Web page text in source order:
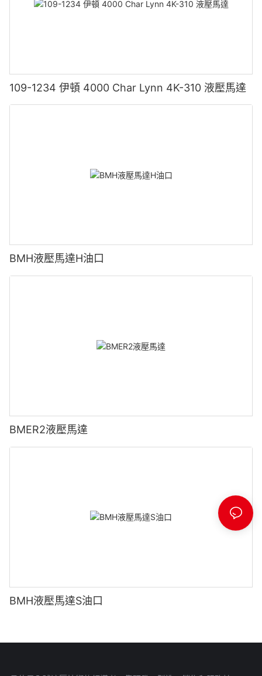
109-1234 伊頓 4000 Char Lynn 4K-310 液壓馬達
BMH液壓馬達H油口
BMER2液壓馬達
BMH液壓馬達S油口